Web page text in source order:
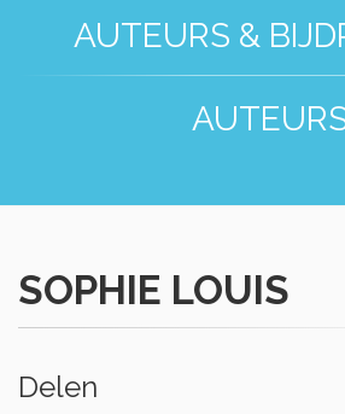
AUTEURS &
SOPHIE LOUIS
Delen